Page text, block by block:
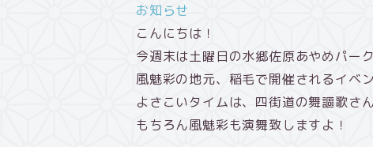
お知らせ
こんにちは！
今週末は土曜日の水郷佐原あやめパー
風魅彩の地元、稲毛で開催されるイベン
よさこいタイムは、四街道の舞謳歌さ
もちろん風魅彩も演舞致しますよ！